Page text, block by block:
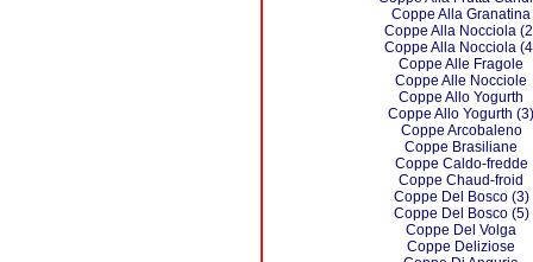
Coppe Alla Granatina
Coppe Alla Nocciola
Coppe Alla Nocciola
Coppe Alle Fragole
Coppe Alle Nocciole
Coppe Allo Yogurth
Coppe Allo Yogurth (3)
Coppe Arcobaleno
Coppe Brasiliane
Coppe Caldo-fredde
Coppe Chaud-froid
Coppe Del Bosco (3)
Coppe Del Bosco (5)
Coppe Del Volga
Coppe Deliziose